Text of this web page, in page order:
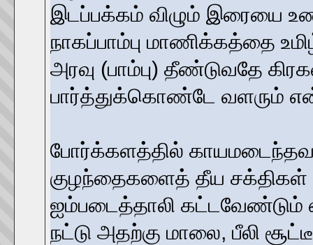
இடப்பக்கம் விழும் இரையை
நாகப்பாம்பு மாணிக்கத்தை
அரவு (பாம்பு) தீண்டுவதே
பார்த்துக்கொண்டே வளரும்
போர்க்களத்தில்
குழந்தைகளைத் தீய சக்திகள்
ஐம்படைத்தாலி கட்டவேண்டும்
நட்டு அதற்கு மாலை, பீலி